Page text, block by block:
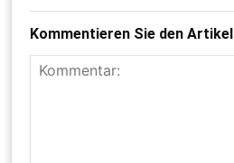
Kommentieren Sie den Artikel